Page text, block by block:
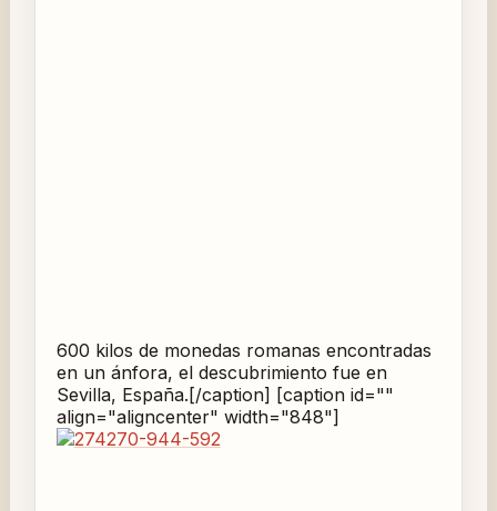
600 kilos de monedas romanas encontradas
en un ánfora, el descubrimiento fue en
Sevilla, España.[/caption] [caption id=""
align="aligncenter" width="848"]